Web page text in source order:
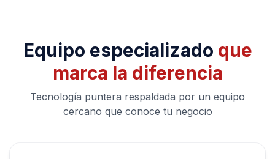
Equipo especializado que
marca la diferencia
Tecnología puntera respaldada por un equipo
cercano que conoce tu negocio